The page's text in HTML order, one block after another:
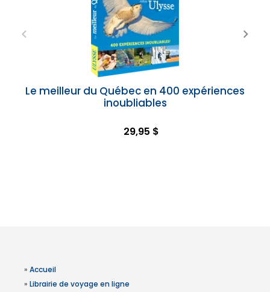
Le meilleur du Québec en 400 expériences
inoubliables
29,95 $
» Accueil
» Librairie de voyage en ligne